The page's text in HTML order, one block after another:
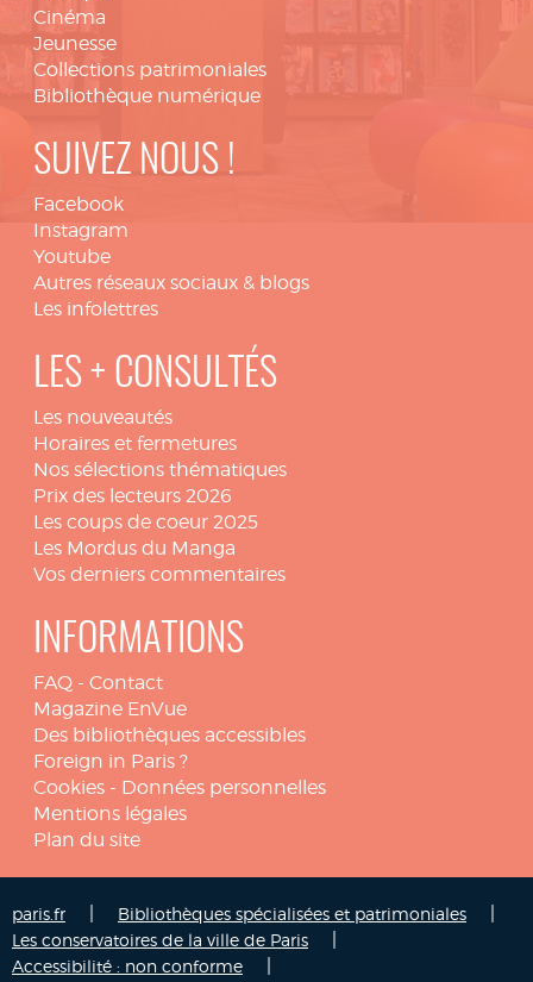
Cinéma
Jeunesse
Collections patrimoniales
Bibliothèque numérique
SUIVEZ NOUS !
Facebook
Instagram
Youtube
Autres réseaux sociaux & blogs
Les infolettres
LES + CONSULTÉS
Les nouveautés
Horaires et fermetures
Nos sélections thématiques
Prix des lecteurs 2026
Les coups de coeur 2025
Les Mordus du Manga
Vos derniers commentaires
INFORMATIONS
FAQ - Contact
Magazine EnVue
Des bibliothèques accessibles
Foreign in Paris ?
Cookies - Données personnelles
Mentions légales
Plan du site
paris.fr Bibliothèques spécialisées et patrimoniales
Les conservatoires de la ville de Paris
Accessibilité : non conforme